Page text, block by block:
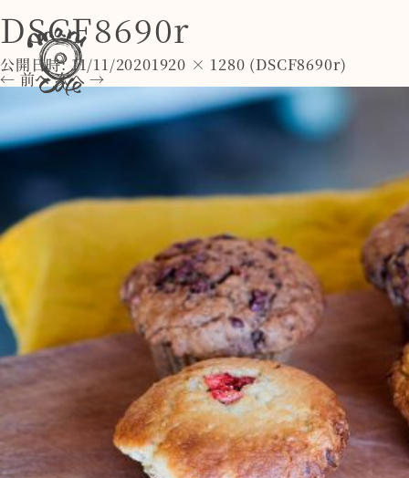
DSCF8690r
公開日時: 11/11/20201920 × 1280 (DSCF8690r)
← 前へ 次へ →